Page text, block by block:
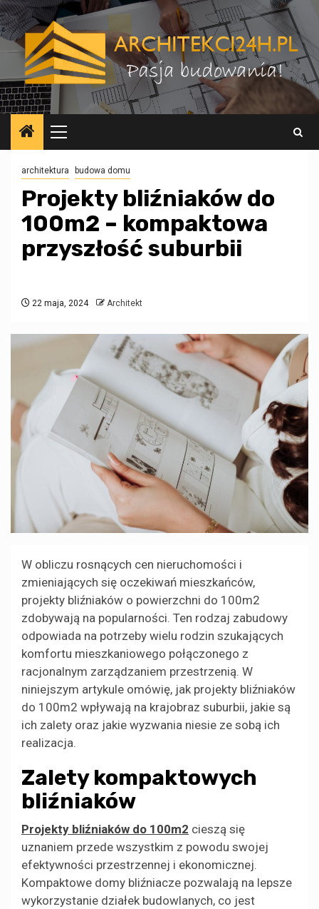
Przejdź
do
treści
Menu
główne
architektura budowa domu
Projekty bliźniaków do
100m2 – kompaktowa
przyszłość suburbii
22 maja, 2024 Architekt
W obliczu rosnących cen nieruchomości i
zmieniających się oczekiwań mieszkańców,
projekty bliźniaków o powierzchni do 100m2
zdobywają na popularności. Ten rodzaj zabudowy
odpowiada na potrzeby wielu rodzin szukających
komfortu mieszkaniowego połączonego z
racjonalnym zarządzaniem przestrzenią. W
niniejszym artykule omówię, jak projekty bliźniaków
do 100m2 wpływają na krajobraz suburbii, jakie są
ich zalety oraz jakie wyzwania niesie ze sobą ich
realizacja.
Zalety kompaktowych
bliźniaków
Projekty bliźniaków do 100m2 cieszą się
uznaniem przede wszystkim z powodu swojej
efektywności przestrzennej i ekonomicznej.
Kompaktowe domy bliźniacze pozwalają na lepsze
wykorzystanie działek budowlanych, co jest